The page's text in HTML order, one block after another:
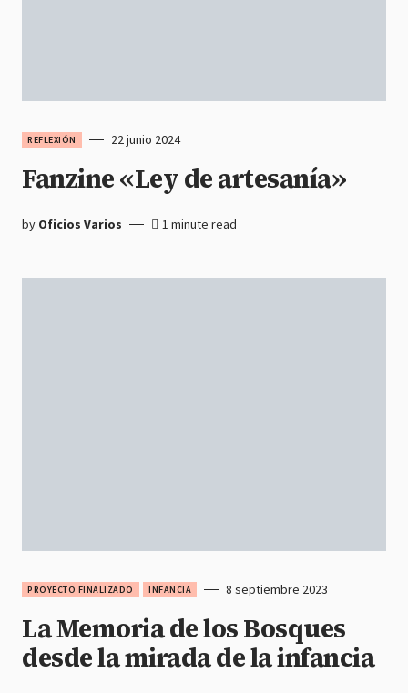
REFLEXIÓN 22 junio 2024
Fanzine «Ley de artesanía»
by Oficios Varios 1 minute read
PROYECTO FINALIZADO INFANCIA 8 septiembre 2023
La Memoria de los Bosques
desde la mirada de la infancia